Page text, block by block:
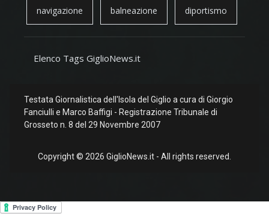
navigazione balneazione diportismo
Elenco Tags GiglioNews.it
Testata Giornalistica dell'Isola del Giglio a cura di Giorgio
Fanciulli e Marco Baffigi - Registrazione Tribunale di
Grosseto n. 8 del 29 Novembre 2007
Copyright © 2026 GiglioNews.it - All rights reserved.